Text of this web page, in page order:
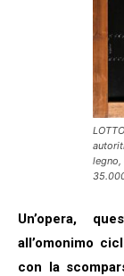
Un’opera,
all’omonimo
con la